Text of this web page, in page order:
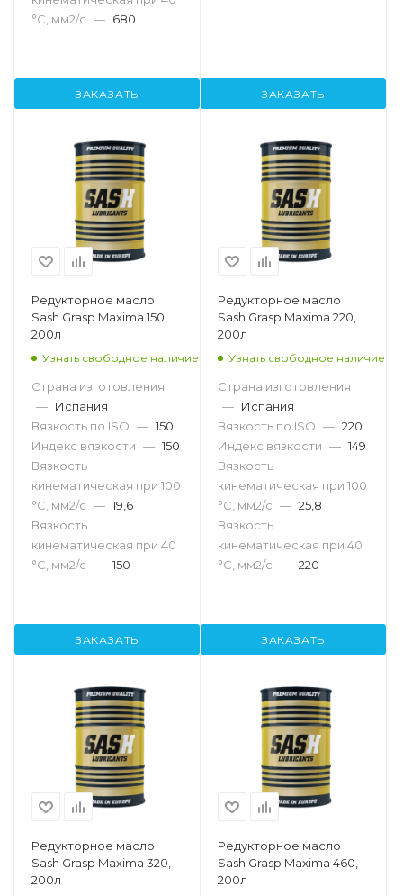
°С, мм2/с — 680
ЗАКАЗАТЬ ЗАКАЗАТЬ
Редукторное масло
Sash Grasp Maxima 150,
200л
Узнать свободное наличие
Страна изготовления
— Испания
Вязкость по ISO — 150
Индекс вязкости — 150
Вязкость
кинематическая при 100
°С, мм2/с — 19,6
Вязкость
кинематическая при 40
°С, мм2/с — 150
ЗАКАЗАТЬ
Редукторное масло
Sash Grasp Maxima 220,
200л
Узнать свободное наличие
Страна изготовления
— Испания
Вязкость по ISO — 220
Индекс вязкости — 149
Вязкость
кинематическая при 100
°С, мм2/с — 25,8
Вязкость
кинематическая при 40
°С, мм2/с — 220
ЗАКАЗАТЬ
Редукторное масло
Sash Grasp Maxima 320,
200л
Редукторное масло
Sash Grasp Maxima 460,
200л